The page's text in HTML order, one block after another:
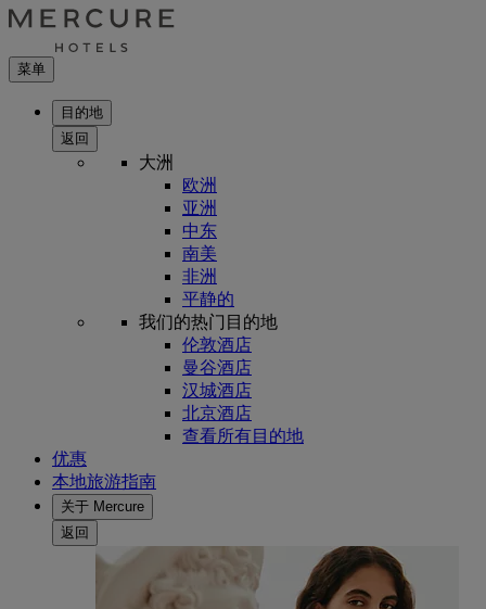
菜单
目的地
返回
大洲
欧洲
亚洲
中东
南美
非洲
平静的
我们的热门目的地
伦敦酒店
曼谷酒店
汉城酒店
北京酒店
查看所有目的地
优惠
本地旅游指南
关于 Mercure
返回